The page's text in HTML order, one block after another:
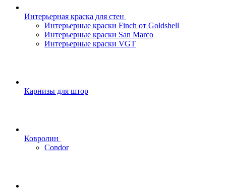
Интерьерная краска для стен
Интерьерные краски Finch от Goldshell
Интерьерные краски San Marco
Интерьерные краски VGT
Карнизы для штор
Ковролин
Condor